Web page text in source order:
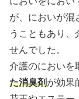
が、においが混
うこともあり、
せんでした。
介護のにおいを
た消臭剤が効果